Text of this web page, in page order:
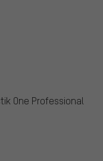
One Professional